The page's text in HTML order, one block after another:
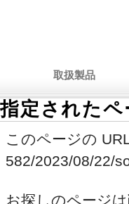
取扱製品
指定された
このページの
582/2023/08/22/
お探しのページ